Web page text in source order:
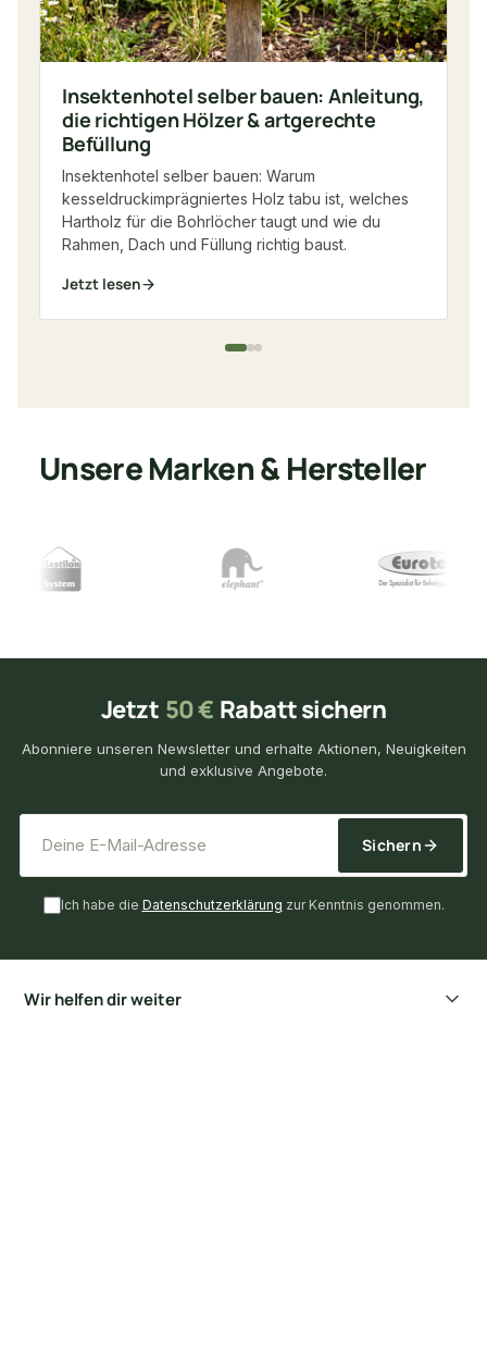
Insektenhotel selber bauen: Anleitung,
die richtigen Hölzer & artgerechte
Befüllung
Insektenhotel selber bauen: Warum
kesseldruckimprägniertes Holz tabu ist, welches
Hartholz für die Bohrlöcher taugt und wie du
Rahmen, Dach und Füllung richtig baust.
Jetzt lesen
Unsere Marken & Hersteller
Jetzt 50 € Rabatt sichern
Abonniere unseren Newsletter und erhalte Aktionen, Neuigkeiten
und exklusive Angebote.
Sichern
Ich habe die Datenschutzerklärung zur Kenntnis genommen.
Wir helfen dir weiter